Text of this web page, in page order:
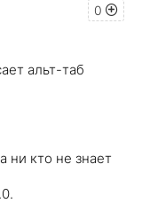
0
альт-таб
ни кто не знает